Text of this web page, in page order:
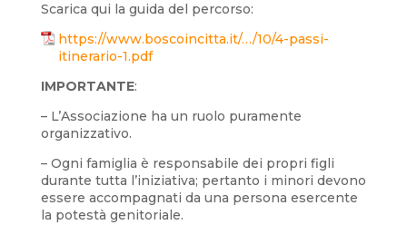
Scarica qui la guida del percorso:
https://www.boscoincitta.it/…/10/4-passi-
itinerario-1.pdf
IMPORTANTE:
– L’Associazione ha un ruolo puramente
organizzativo.
– Ogni famiglia è responsabile dei propri figli
durante tutta l’iniziativa; pertanto i minori devono
essere accompagnati da una persona esercente
la potestà genitoriale.